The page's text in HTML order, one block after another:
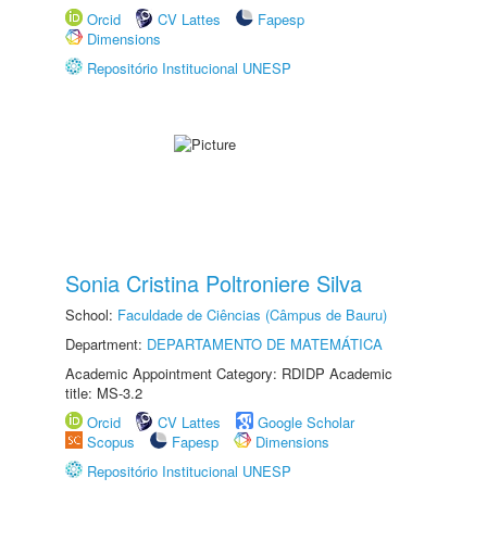
Orcid
CV Lattes
Fapesp
Dimensions
Repositório Institucional UNESP
Sonia Cristina Poltroniere Silva
School: Faculdade de Ciências (Câmpus de Bauru)
Department: DEPARTAMENTO DE MATEMÁTICA
Academic Appointment Category: RDIDP Academic
title: MS-3.2
Orcid
CV Lattes
Google Scholar
Scopus
Fapesp
Dimensions
Repositório Institucional UNESP